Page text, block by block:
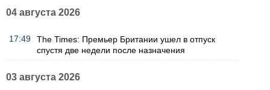
04 августа 2026
17:49
The Times: Премьер Британии ушел в отпуск
спустя две недели после назначения
03 августа 2026